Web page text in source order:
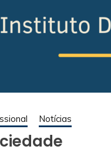
Notícias